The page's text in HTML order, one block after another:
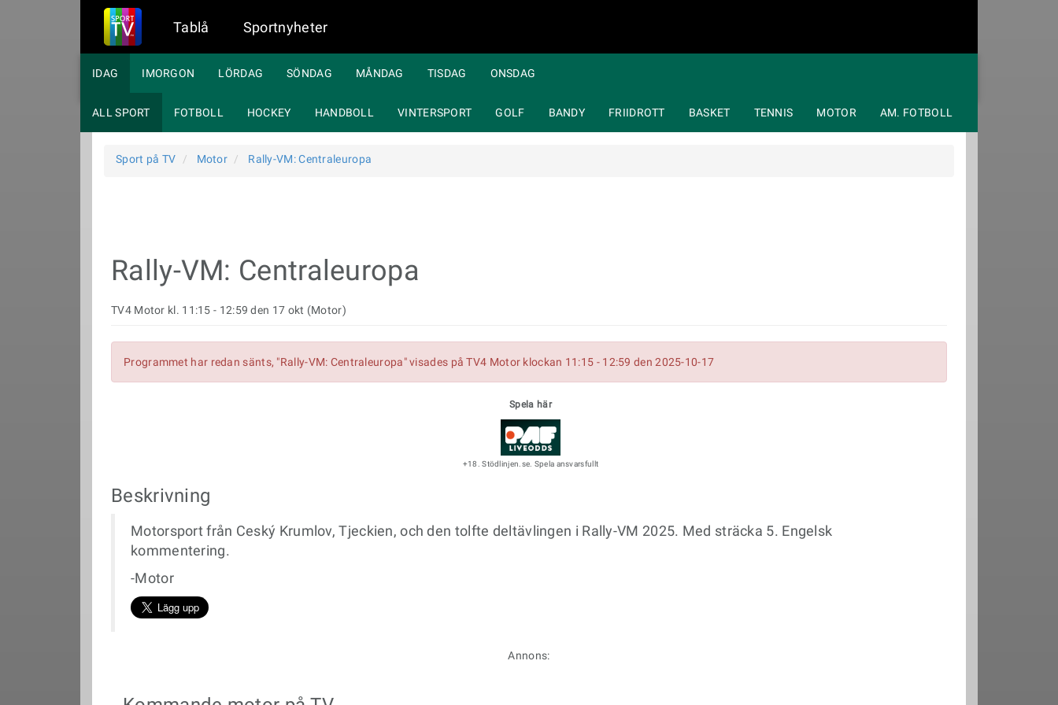
Tablå Sportnyheter
IDAG IMORGON LÖRDAG SÖNDAG MÅNDAG TISDAG ONSDAG
ALL SPORT FOTBOLL HOCKEY HANDBOLL VINTERSPORT GOLF BANDY FRIIDROTT BASKET TENNIS MOTOR AM. FOTBOLL
Sport på TV Motor Rally-VM: Centraleuropa
Rally-VM: Centraleuropa
TV4 Motor kl. 11:15 - 12:59 den 17 okt (Motor)
Programmet har redan sänts, "Rally-VM: Centraleuropa" visades på TV4 Motor klockan 11:15 - 12:59 den 2025-10-17
Spela här
+18. Stödlinjen.se. Spela ansvarsfullt
Beskrivning
Motorsport från Ceský Krumlov, Tjeckien, och den tolfte deltävlingen i Rally-VM 2025. Med sträcka 5. Engelsk
kommentering.
-Motor
Annons: